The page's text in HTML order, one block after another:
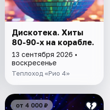
Дискотека. Хиты
80-90-х на корабле.
13 сентября 2026 •
воскресенье
Теплоход «Рио 4»
от 4 000 ₽